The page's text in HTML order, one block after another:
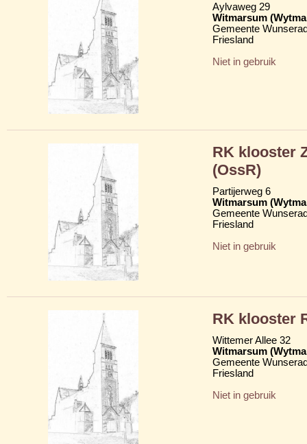
Aylvaweg 29
Witmarsum
Gemeente
Friesland
Niet in gebruik
RK klooster
(OssR)
Partijerweg 6
Witmarsum
Gemeente
Friesland
Niet in gebruik
RK klooster
Wittemer Allee 32
Witmarsum
Gemeente
Friesland
Niet in gebruik